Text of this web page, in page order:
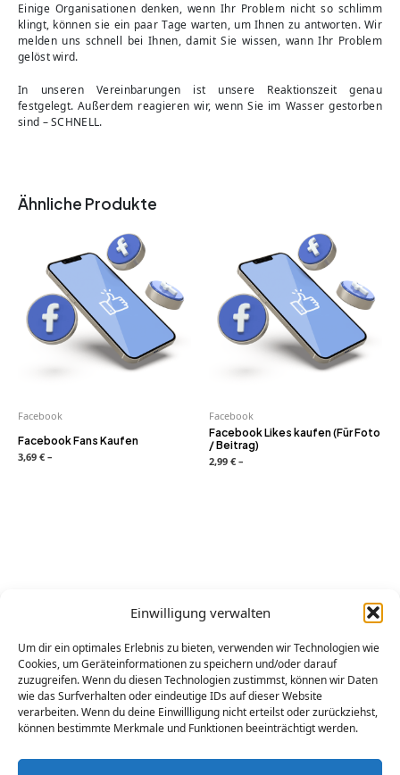
Einwilligung verwalten
Um dir ein optimales Erlebnis zu bieten, verwenden wir Technologien wie
Cookies, um Geräteinformationen zu speichern und/oder darauf
zuzugreifen. Wenn du diesen Technologien zustimmst, können wir Daten
wie das Surfverhalten oder eindeutige IDs auf dieser Website
verarbeiten. Wenn du deine Einwillligung nicht erteilst oder zurückziehst,
können bestimmte Merkmale und Funktionen beeinträchtigt werden.
Einige Organisationen denken, wenn Ihr Problem nicht so schlimm
klingt, können sie ein paar Tage warten, um Ihnen zu antworten. Wir
melden uns schnell bei Ihnen, damit Sie wissen, wann Ihr Problem
gelöst wird.
In unseren Vereinbarungen ist unsere Reaktionszeit genau
festgelegt. Außerdem reagieren wir, wenn Sie im Wasser gestorben
sind – SCHNELL.
Ähnliche Produkte
Facebook
Facebook Fans Kaufen
3,69 € –
Facebook
Facebook Likes kaufen (Für Foto
/ Beitrag)
2,99 € –
Wenn Sie Fragen haben, zögern Sie nicht, uns per E-Mail an
Wir werden in keiner Weise von den verschiedenen sozialen
Netzwerken gebilligt oder gesponsert: Tiktok®, Youtube®,
Facebook®, Instagram®, Google®, Linkedin®.